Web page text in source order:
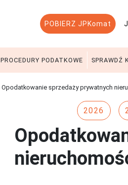
POBIERZ JPKomat
PROCEDURY PODATKOWE SPRAWDŹ
Opodatkowanie sprzedaży prywatnych
2026